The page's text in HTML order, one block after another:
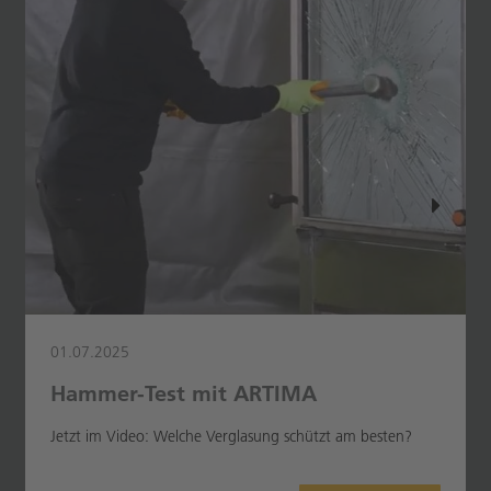
01.07.2025
Hammer-Test mit ARTIMA
Jetzt im Video: Welche Verglasung schützt am besten?